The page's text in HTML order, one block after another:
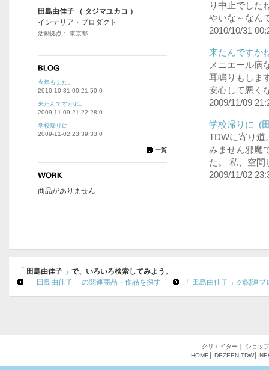
り中止でした
やいな～なん
2010/10/31
来たんですか
メニエール病
耳鳴りもしま
安心して悪く
2009/11/09
学校帰りに (
TDWに寄り道
みません邪魔
た。 私、空間
2009/11/02
田島由佳子 （ タジマユカコ ）
インテリア・プロダクト
活動拠点： 東京都
今年もまた。
2010-10-31 00:21:50.0
来たんですかね。
2009-11-09 21:22:28.0
学校帰りに
2009-11-02 23:39:33.0
商品がありません
「 田島由佳子 」で、いろいろ検索してみよう。
「 田島由佳子 」の関連商品・作品を探す
「 田島由佳子 」の関連
クリエイター ｜ ショップ
HOME
DEZEEN TDW│